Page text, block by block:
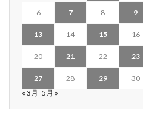
6 7 8 9
13 14 15 16
20 21 22 23
27 28 29
30
« 3月 5月 »